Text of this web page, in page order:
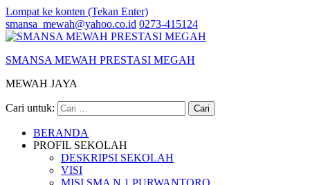
Lompat ke konten (Tekan Enter)
smansa_mewah@yahoo.co.id 0273-415124
SMANSA MEWAH PRESTASI MEGAH
MEWAH JAYA
Cari untuk:
BERANDA
PROFIL SEKOLAH
DESKRIPSI SEKOLAH
VISI
MISI SMA N 1 PURWANTORO